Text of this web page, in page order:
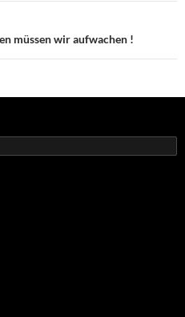
müssen wir aufwachen !